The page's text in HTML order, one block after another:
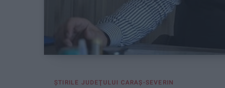
ŞTIRILE JUDEŢULUI CARAŞ-SEVERIN